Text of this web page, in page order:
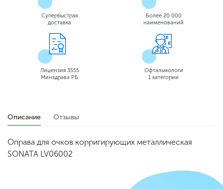
Супербыстрая
доставка
Более 20 000
наименований
Лицензия 3555
Минздрава РБ
Офтальмологи
1 категории
Описание Отзывы
Оправа для очков корригирующих металлическая
SONATA LV06002